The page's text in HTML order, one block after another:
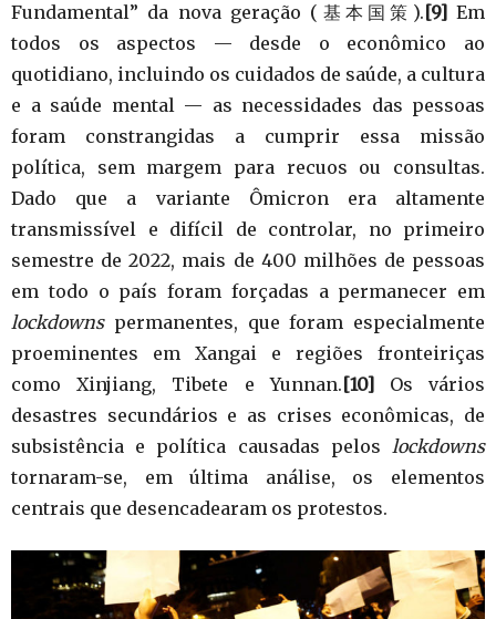
Fundamental” da nova geração (基本国策). [9] Em
todos os aspectos — desde o econômico ao
quotidiano, incluindo os cuidados de saúde, a cultura
e a saúde mental — as necessidades das pessoas
foram constrangidas a cumprir essa missão
política, sem margem para recuos ou consultas.
Dado que a variante Ômicron era altamente
transmissível e difícil de controlar, no primeiro
semestre de 2022, mais de 400 milhões de pessoas
em todo o país foram forçadas a permanecer em
lockdownspermanentes, que foram especialmente
proeminentes em Xangai e regiões fronteiriças
como Xinjiang, Tibete e Yunnan. [10]
Os vários
desastres secundários e as crises econômicas, de
subsistência e política causadas pelos lockdowns
tornaram-se, em última análise, os elementos
centrais que desencadearam os protestos.